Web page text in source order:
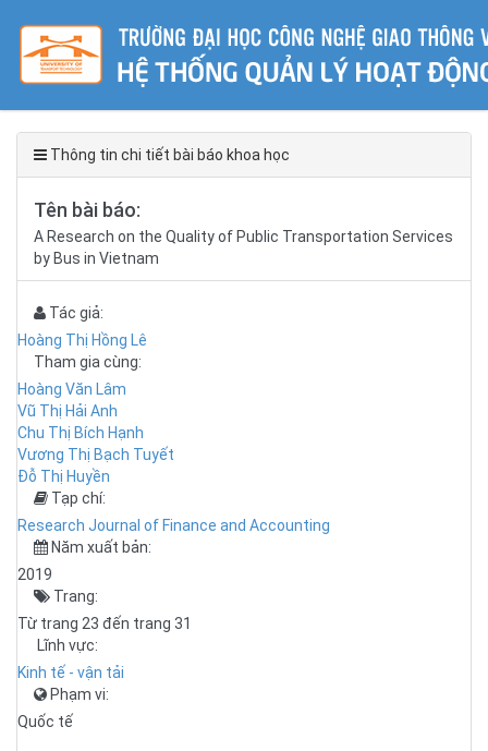
Thông tin chi tiết bài báo khoa học
Tên bài báo:
A Research on the Quality of Public Transportation Services
by Bus in Vietnam
Tác giả:
Hoàng Thị Hồng Lê
Tham gia cùng:
Hoàng Văn Lâm
Vũ Thị Hải Anh
Chu Thị Bích Hạnh
Vương Thị Bạch Tuyết
Đỗ Thị Huyền
Tạp chí:
Research Journal of Finance and Accounting
Năm xuất bản:
2019
Trang:
Từ trang 23 đến trang 31
Lĩnh vực:
Kinh tế - vận tải
Phạm vi:
Quốc tế